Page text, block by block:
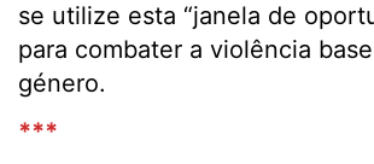
se utilize esta “janela de
para combater a violência
género.
***